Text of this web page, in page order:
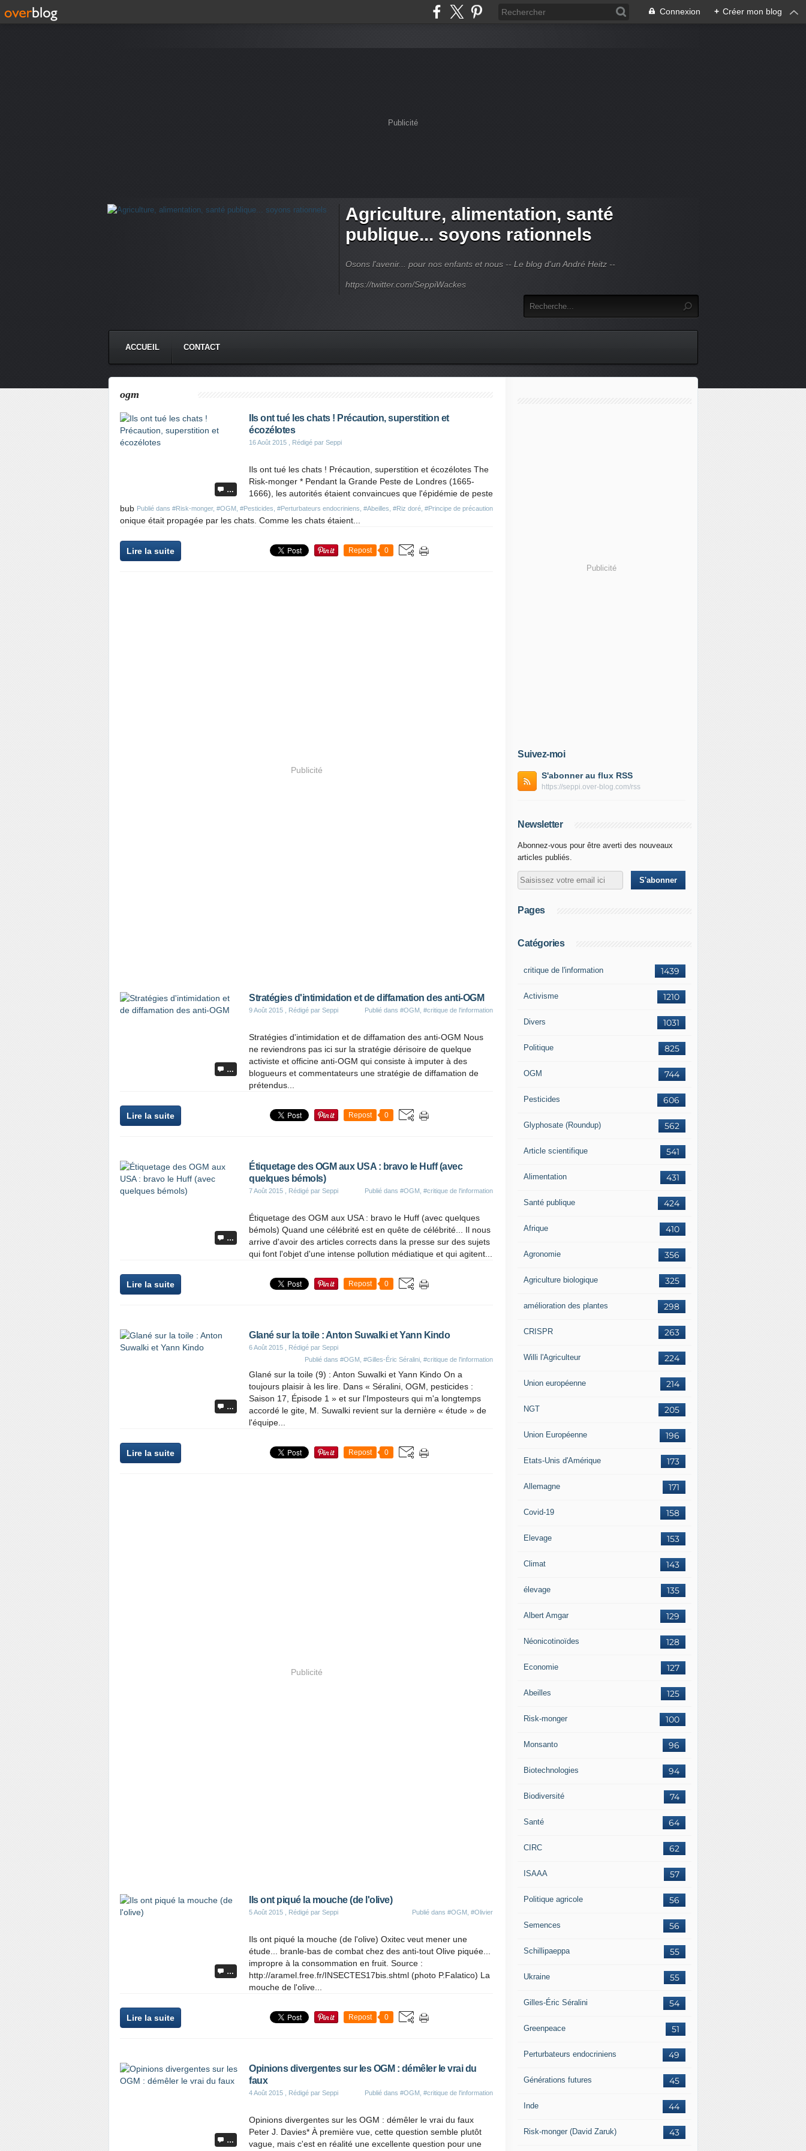
Connexion + Créer mon blog
Publicité
Agriculture, alimentation, santé
publique... soyons rationnels
Osons l'avenir... pour nos enfants et nous -- Le blog d'un André Heitz --
https://twitter.com/SeppiWackes
ACCUEIL CONTACT
ogm
…
Ils ont tué les chats ! Précaution, superstition et
écozélotes
16 Août 2015 , Rédigé par Seppi
Publié dans #Risk-monger, #OGM #Pesticides #Perturbateurs endocriniens #Abeilles #Riz doré #Principe de précaution
Ils ont tué les chats ! Précaution, superstition et écozélotes The
Risk-monger * Pendant la Grande Peste de Londres (1665-
1666), les autorités étaient convaincues que l'épidémie de peste
bub
onique était propagée par les chats. Comme les chats étaient...
Lire la suite Repost 0
Publicité
…
Stratégies d'intimidation et de diffamation des anti-OGM
9 Août 2015 , Rédigé par Seppi Publié dans #OGM #critique de l'information
Stratégies d'intimidation et de diffamation des anti-OGM Nous
ne reviendrons pas ici sur la stratégie dérisoire de quelque
activiste et officine anti-OGM qui consiste à imputer à des
blogueurs et commentateurs une stratégie de diffamation de
prétendus...
Lire la suite Repost 0
…
Étiquetage des OGM aux USA : bravo le Huff (avec
quelques bémols)
7 Août 2015 , Rédigé par Seppi Publié dans #OGM #critique de l'information
Étiquetage des OGM aux USA : bravo le Huff (avec quelques
bémols) Quand une célébrité est en quête de célébrité... Il nous
arrive d'avoir des articles corrects dans la presse sur des sujets
qui font l'objet d'une intense pollution médiatique et qui agitent...
Lire la suite Repost 0
…
Glané sur la toile : Anton Suwalki et Yann Kindo
6 Août 2015 , Rédigé par Seppi
Publié dans #OGM #Gilles-Éric Séralini #critique de l'information
Glané sur la toile (9) : Anton Suwalki et Yann Kindo On a
toujours plaisir à les lire. Dans « Séralini, OGM, pesticides :
Saison 17, Épisode 1 » et sur l'Imposteurs qui m'a longtemps
accordé le gite, M. Suwalki revient sur la dernière « étude » de
l'équipe...
Lire la suite Repost 0
Publicité
…
Ils ont piqué la mouche (de l'olive)
5 Août 2015 , Rédigé par Seppi Publié dans #OGM #Olivier
Ils ont piqué la mouche (de l'olive) Oxitec veut mener une
étude... branle-bas de combat chez des anti-tout Olive piquée...
impropre à la consommation en fruit. Source :
http://aramel.free.fr/INSECTES17bis.shtml (photo P.Falatico) La
mouche de l'olive...
Lire la suite Repost 0
…
Opinions divergentes sur les OGM : démêler le vrai du
faux
4 Août 2015 , Rédigé par Seppi Publié dans #OGM #critique de l'information
Opinions divergentes sur les OGM : démêler le vrai du faux
Peter J. Davies* À première vue, cette question semble plutôt
vague, mais c'est en réalité une excellente question pour une
Publicité
Suivez-moi
S'abonner au flux RSS
https://seppi.over-blog.com/rss
Newsletter
Abonnez-vous pour être averti des nouveaux
articles publiés.
Pages
Catégories
1439
critique de l'information
1210
Activisme
1031
Divers
825
Politique
744
OGM
606
Pesticides
562
Glyphosate (Roundup)
541
Article scientifique
431
Alimentation
424
Santé publique
410
Afrique
356
Agronomie
325
Agriculture biologique
298
amélioration des plantes
263
CRISPR
224
Willi l'Agriculteur
214
Union européenne
205
NGT
196
Union Européenne
173
Etats-Unis d'Amérique
171
Allemagne
158
Covid-19
153
Elevage
143
Climat
135
élevage
129
Albert Amgar
128
Néonicotinoïdes
127
Economie
125
Abeilles
100
Risk-monger
96
Monsanto
94
Biotechnologies
74
Biodiversité
64
Santé
62
CIRC
57
ISAAA
56
Politique agricole
56
Semences
55
Schillipaeppa
55
Ukraine
54
Gilles-Éric Séralini
51
Greenpeace
49
Perturbateurs endocriniens
45
Générations futures
44
Inde
43
Risk-monger (David Zaruk)